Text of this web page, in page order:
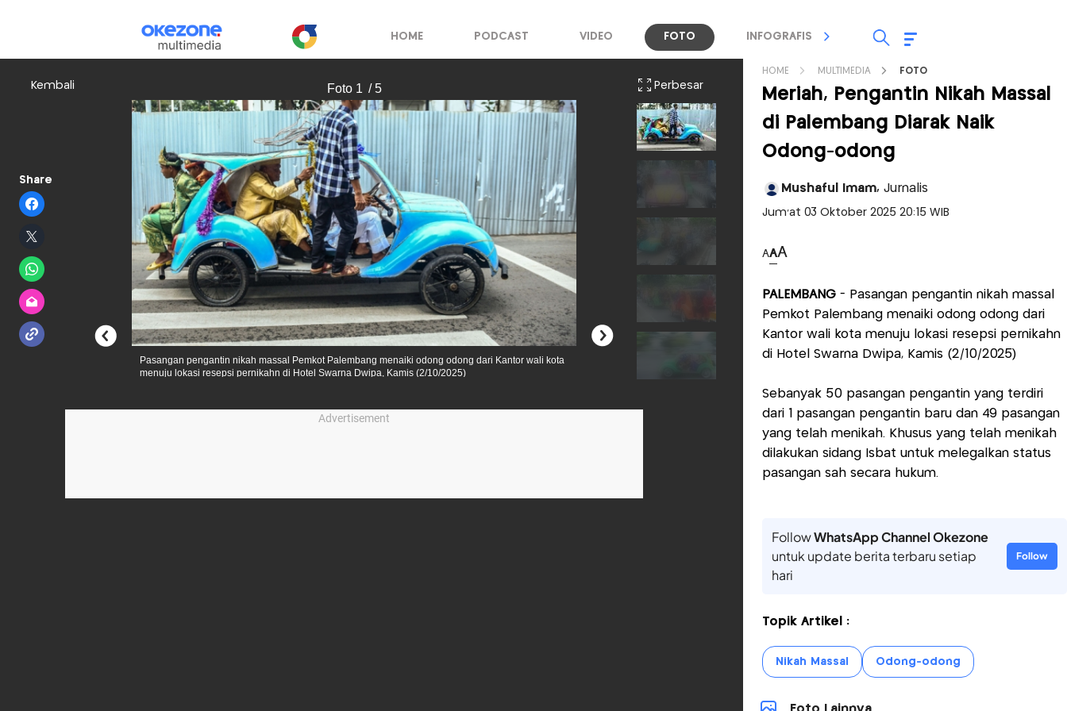
HOME PODCAST VIDEO FOTO INFOGRAFIS TV STREAMING
Kembali
Share
Foto 1 / 5 Perbesar
Pasangan pengantin nikah massal Pemkot Palembang menaiki odong odong dari Kantor wali kota
menuju lokasi resepsi pernikahn di Hotel Swarna Dwipa, Kamis (2/10/2025)
Advertisement
HOME MULTIMEDIA FOTO
Meriah, Pengantin Nikah Massal
di Palembang Diarak Naik
Odong-odong
Mushaful Imam, Jurnalis
Jum'at 03 Oktober 2025 20:15 WIB
AAA
PALEMBANG - Pasangan pengantin nikah massal
Pemkot Palembang menaiki odong odong dari
Kantor wali kota menuju lokasi resepsi pernikahn
di Hotel Swarna Dwipa, Kamis (2/10/2025)
Sebanyak 50 pasangan pengantin yang terdiri
dari 1 pasangan pengantin baru dan 49 pasangan
yang telah menikah. Khusus yang telah menikah
dilakukan sidang Isbat untuk melegalkan status
pasangan sah secara hukum.
FollowWhatsApp Channel Okezone
untuk update berita terbaru setiap
hari
Follow
Topik Artikel :
Nikah Massal Odong-odong